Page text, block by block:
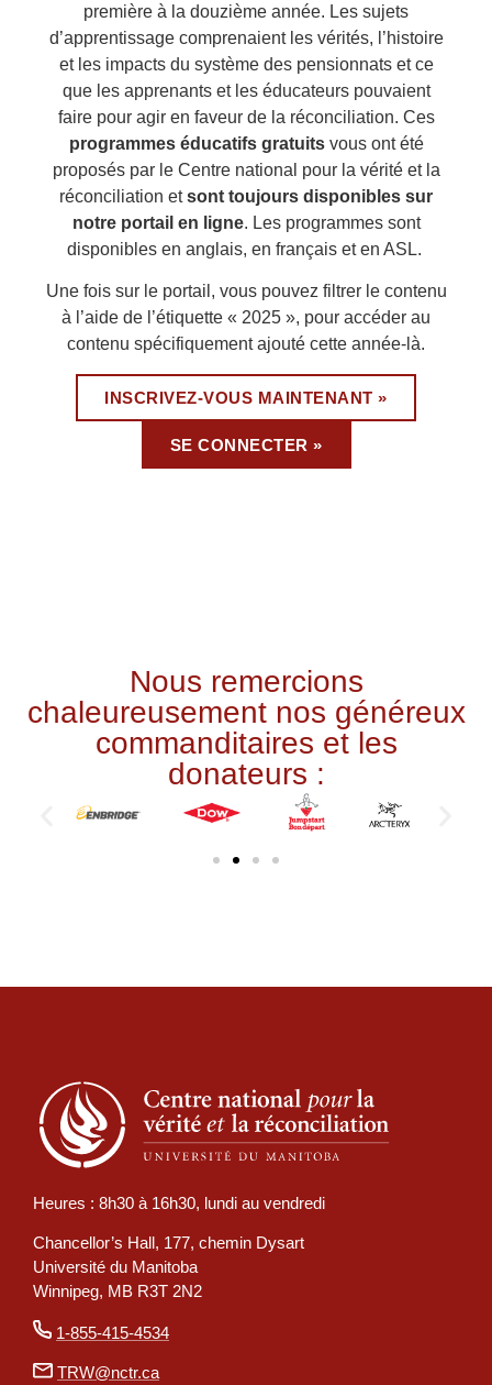
première à la douzième année. Les sujets
d’apprentissage comprenaient les vérités, l’histoire
et les impacts du système des pensionnats et ce
que les apprenants et les éducateurs pouvaient
faire pour agir en faveur de la réconciliation. Ces
programmes éducatifs gratuitsvous ont été
proposés par le Centre national pour la vérité et la
réconciliation etsont toujours disponibles sur
notre portail en ligne. Les programmes sont
disponibles en anglais, en français et en ASL.
Une fois sur le portail, vous pouvez filtrer le contenu
à l’aide de l’étiquette « 2025 », pour accéder au
contenu spécifiquement ajouté cette année-là.
INSCRIVEZ-VOUS MAINTENANT »
SE CONNECTER »
Nous remercions
chaleureusement nos généreux
commanditaires et les
donateurs :
Heures : 8h30 à 16h30, lundi au vendredi
Chancellor’s Hall, 177, chemin Dysart
Université du Manitoba
Winnipeg, MB R3T 2N2
1-855-415-4534
TRW@nctr.ca